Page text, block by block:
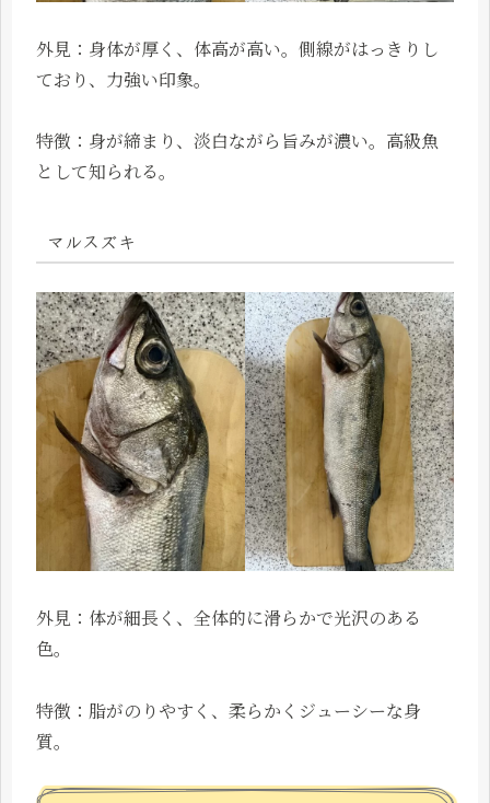
外見：身体が厚く、体高が高い。側線がはっきりし
ており、力強い印象。
特徴：身が締まり、淡白ながら旨みが濃い。高級魚
として知られる。
マルスズキ
外見：体が細長く、全体的に滑らかで光沢のある
色。
特徴：脂がのりやすく、柔らかくジューシーな身
質。